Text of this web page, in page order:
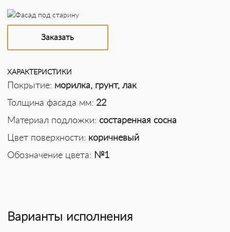
Заказать
ХАРАКТЕРИСТИКИ
Покрытие: морилка, грунт, лак
Толщина фасада мм: 22
Материал подложки: состаренная сосна
Цвет поверхности: коричневый
Обозначение цвета: №1
Варианты исполнения